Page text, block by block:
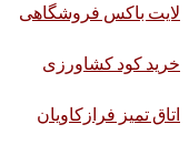
لایت باکس فروشگاهی
خرید کود کشاورزی
اتاق تمیز فرازکاویان